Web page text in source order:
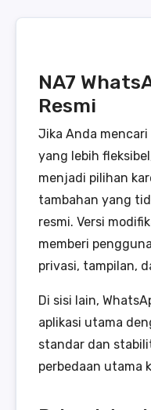
NA7
Resmi
Jika Anda
yang lebih
menjadi pilihan
tambahan yang
resmi. Versi
memberi
privasi, tampilan,
Di sisi lain,
aplikasi utama
standar dan
perbedaan utama